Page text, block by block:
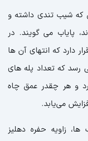
که شیب تندی داشته و
پایاب می گویند. در
دارد که انتهای آن ها
رسد که تعداد پله ‌های
و هر چقدر عمق چاه
می‌یابد.
زاویه حفره دهلیز